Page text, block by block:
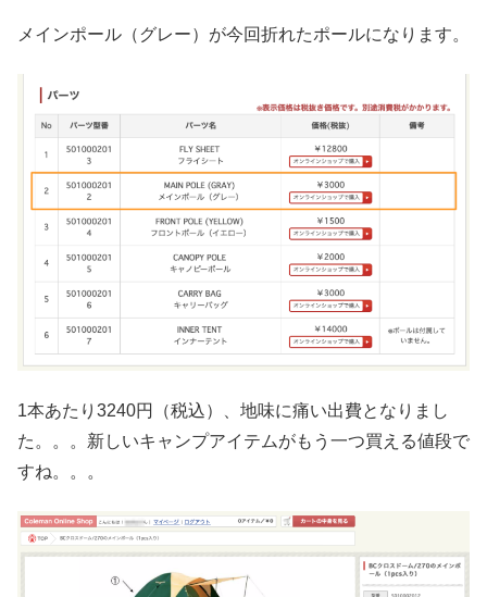
メインポール（グレー）が今回折れたポールになります。
1本あたり3240円（税込）、地味に痛い出費となりまし
た。。。新しいキャンプアイテムがもう一つ買える値段で
すね。。。